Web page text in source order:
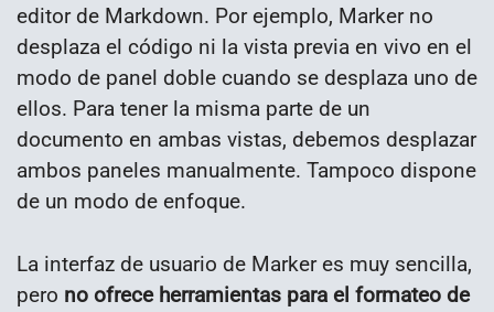
editor de Markdown. Por ejemplo, Marker no
desplaza el código ni la vista previa en vivo en el
modo de panel doble cuando se desplaza uno de
ellos. Para tener la misma parte de un
documento en ambas vistas, debemos desplazar
ambos paneles manualmente. Tampoco dispone
de un modo de enfoque.
La interfaz de usuario de Marker es muy sencilla,
pero no ofrece herramientas para el formateo de